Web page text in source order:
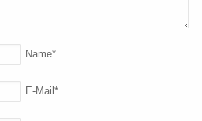
Name*
E-Mail*